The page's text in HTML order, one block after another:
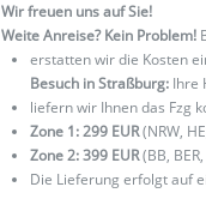
Wir freuen uns auf Sie!
Weite Anreise? Kein Problem!
erstatten wir die Kosten
Besuch in Straßburg: Ihre
liefern wir Ihnen das Fzg
Zone 1: 299 EUR(NRW,
Zone 2: 399 EUR(BB,
Die Lieferung erfolgt auf